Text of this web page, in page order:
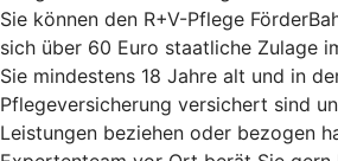
Sie können den R+V-Pflege
sich über 60 Euro staatliche Zulage
Sie mindestens 18 Jahre alt und in
Pflegeversicherung versichert sind
Leistungen beziehen oder bezogen